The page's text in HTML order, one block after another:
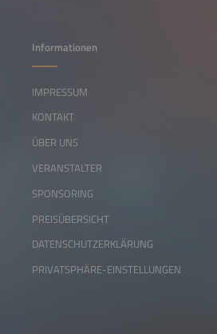
Informationen
IMPRESSUM
KONTAKT
ÜBER UNS
VERANSTALTER
SPONSORING
PREISÜBERSICHT
DATENSCHUTZERKLÄRUNG
PRIVATSPHÄRE-EINSTELLUNGEN